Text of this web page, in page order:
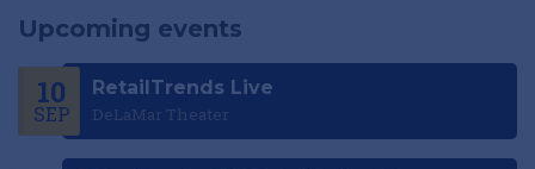
Upcoming events
10
SEP
RetailTrends Live
DeLaMar Theater